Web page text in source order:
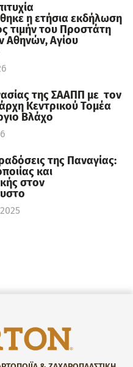
η ετήσια εκδήλωση
τιμήν του Προστάτη
Αθηνών, Αγίου
της ΣΑΑΠΠ με τον
Κεντρικού Τομέα
Βλάχο
της Παναγίας:
και
στον